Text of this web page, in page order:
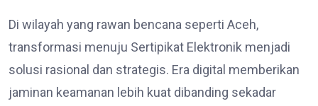
Di wilayah yang rawan bencana seperti Aceh,
transformasi menuju Sertipikat Elektronik menjadi
solusi rasional dan strategis. Era digital memberikan
jaminan keamanan lebih kuat dibanding sekadar